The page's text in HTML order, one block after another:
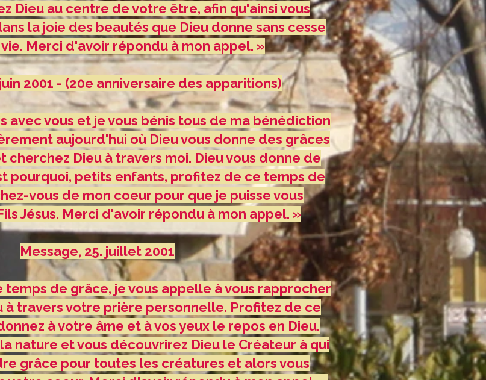
Dieu au centre de votre être, afin qu'ainsi vous
la joie des beautés que Dieu donne sans cesse
Merci d'avoir répondu à mon appel. »
2001 - (20e anniversaire des apparitions)
avec vous et je vous bénis tous de ma bénédiction
aujourd'hui où Dieu vous donne des grâces
cherchez Dieu à travers moi. Dieu vous donne de
pourquoi, petits enfants, profitez de ce temps de
vous de mon coeur pour que je puisse vous
Jésus. Merci d'avoir répondu à mon appel. »
Message, 25. juillet 2001
temps de grâce, je vous appelle à vous rapprocher
à travers votre prière personnelle. Profitez de ce
à votre âme et à vos yeux le repos en Dieu.
nature et vous découvrirez Dieu le Créateur à qui
grâce pour toutes les créatures et alors vous